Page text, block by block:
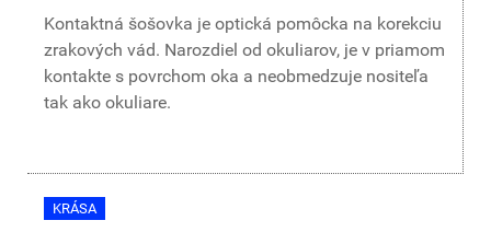
Kontaktná šošovka je optická pomôcka na korekciu
zrakových vád. Narozdiel od okuliarov, je v priamom
kontakte s povrchom oka a neobmedzuje nositeľa
tak ako okuliare.
KRÁSA